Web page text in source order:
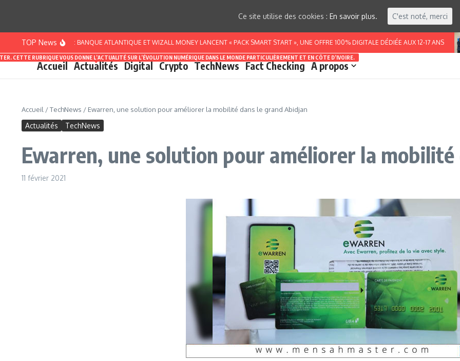
TOP News
CÔTE D’IVOIRE : BANQUE ATLANTIQUE ET WIZALL MONEY LANCENT « PACK SMART START », UNE OFFRE 100% DIGITALE DÉDIÉE AUX 12-17 ANS
Accueil Actualités
CETTE RUBRIQUE VOUS DONNE L’ACTUALITÉ SUR L’ÉVOLUTION NUMÉRIQUE DANS LE MONDE PARTICULIÈREMENT ET EN CÔTE D’IVOIRE.
Digital Crypto TechNews Fact Checking A propos
Accueil /TechNews / Ewarren, une solution pour améliorer la mobilité dans le grand Abidjan
Actualités TechNews
Ewarren, une solution pour améliorer la
11 février 2021
Ce site utilise des cookies : En savoir plus. C'est noté, merci